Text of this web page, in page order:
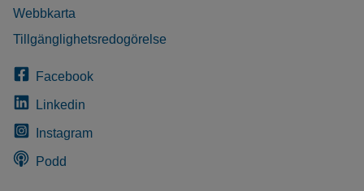
Webbkarta
Tillgänglighetsredogörelse
Facebook
Linkedin
Instagram
Podd